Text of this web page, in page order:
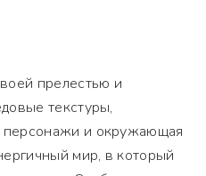
прелестью и
текстуры,
персонажи и окружающая
мир, в который